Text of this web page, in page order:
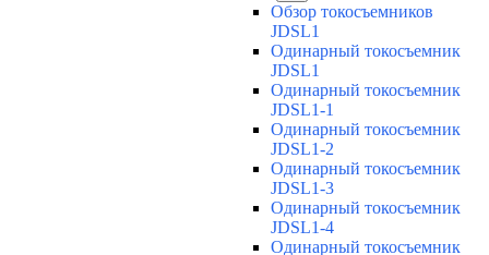
Обзор токосъемников
JDSL1
Одинарный токосъемник
JDSL1
Одинарный токосъемник
JDSL1-1
Одинарный токосъемник
JDSL1-2
Одинарный токосъемник
JDSL1-3
Одинарный токосъемник
JDSL1-4
Одинарный токосъемник